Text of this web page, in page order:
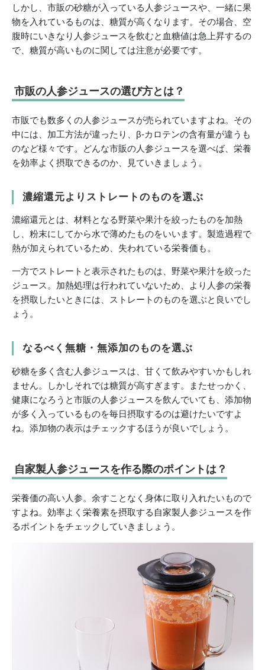
しかし、市販の砂糖が入っている人参ジュースや、一緒に果
物を入れているものは、糖質が高くなります。その場合、空
腹時にいきなり人参ジュースを飲むと血糖値は急上昇するの
で、糖質が高いものに関しては注意が必要です。
市販の人参ジュースの選び方とは？
市販でも数多くの人参ジュースが売られていますよね。その
中には、加工方法が違ったり、β-カロテンの含有量が違うも
のなど様々です。どんな市販の人参ジュースを選べば、栄養
を効率よく摂取できるのか、見ていきましょう。
濃縮還元よりストレートのものを選ぶ
濃縮還元とは、材料となる野菜や果汁を絞ったものを加熱
し、粉末にしてから水で薄めたものをいいます。製造過程で
熱が加えられているため、失われている栄養価も。
一方でストレートと表示されたものは、野菜や果汁を絞った
ジュース。加熱処理は行われていないため、より人参の栄養
を摂取したいときには、ストレートのものを選ぶと良いでし
ょう。
なるべく無糖・無添加のものを選ぶ
砂糖を多く含む人参ジュースは、甘くて飲みやすいかもしれ
ません。しかしそれでは糖質が高すぎます。またせっかく、
健康になろうと市販の人参ジュースを飲んでいても、添加物
が多く入っているものを毎日摂取するのは避けたいですよ
ね。添加物の表示はチェックするほうが良いでしょう。
自家製人参ジュースを作る際のポイントは？
栄養価の高い人参。余すことなく身体に取り入れたいもので
すよね。効率よく栄養素を摂取する自家製人参ジュースを作
るポイントをチェックしていきましょう。